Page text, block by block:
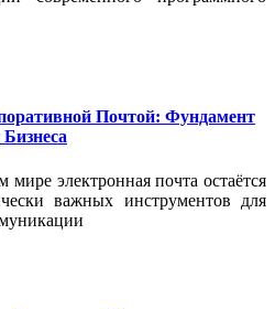
Почтой: Фундамент
электронная почта остаётся
важных инструментов для